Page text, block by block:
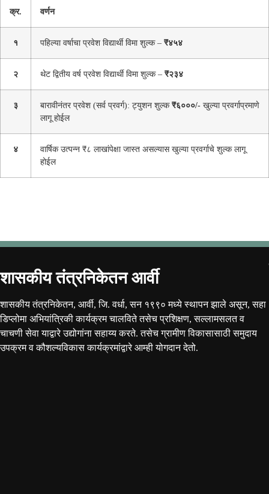
क्र. वर्णन
१ पहिल्या वर्षाचा प्रवेश विद्यार्थी विमा शुल्क – ₹४५४
२ थेट द्वितीय वर्ष प्रवेश विद्यार्थी विमा शुल्क – ₹२३४
३ बारावीनंतर प्रवेश (सर्व प्रवर्ग): ट्युशन शुल्क₹६०००/- खुल्या प्रवर्गाप्रमाणे
लागू होईल
४
वार्षिक उत्पन्न ₹८ लाखांपेक्षा जास्त असल्यास खुल्या प्रवर्गाचे शुल्क लागू
होईल
शासकीय तंत्रनिकेतन आर्वी
शासकीय तंत्रनिकेतन, आर्वी, जि. वर्धा, सन १९९० मध्ये स्थापन झाले असून, सहा
डिप्लोमा अभियांत्रिकी कार्यक्रम चालविते तसेच प्रशिक्षण, सल्लामसलत व
चाचणी सेवा याद्वारे उद्योगांना सहाय्य करते. तसेच ग्रामीण विकासासाठी समुदाय
उपक्रम व कौशल्यविकास कार्यक्रमांद्वारे आम्ही योगदान देतो.